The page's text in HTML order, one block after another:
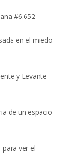
#6.652
en el miedo
y Levante
de un espacio
para ver el